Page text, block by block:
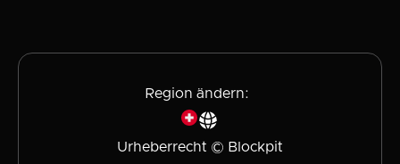
Region ändern:
Urheberrecht © Blockpit